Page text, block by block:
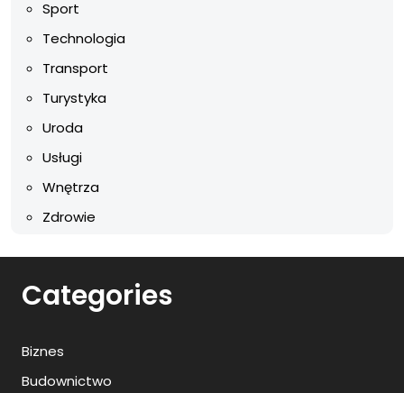
Sport
Technologia
Transport
Turystyka
Uroda
Usługi
Wnętrza
Zdrowie
Categories
Biznes
Budownictwo